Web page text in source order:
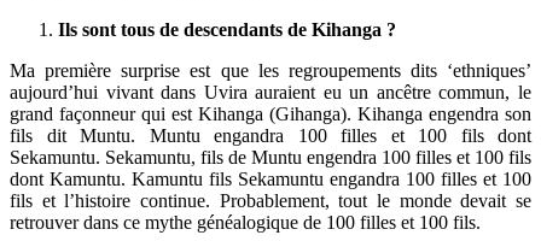
Ils sont tous de descendants de Kihanga ?
Ma première surprise est que les regroupements dits ‘ethniques’
aujourd’hui vivant dans Uvira auraient eu un ancêtre commun, le
grand façonneur qui est Kihanga (Gihanga). Kihanga engendra son
fils dit Muntu. Muntu engandra 100 filles et 100 fils dont
Sekamuntu. Sekamuntu, fils de Muntu engendra 100 filles et 100 fils
dont Kamuntu. Kamuntu fils Sekamuntu engandra 100 filles et 100
fils et l’histoire continue. Probablement, tout le monde devait se
retrouver dans ce mythe généalogique de 100 filles et 100 fils.